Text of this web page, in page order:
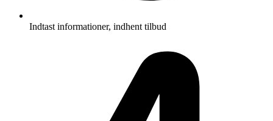
Indtast informationer, indhent tilbud